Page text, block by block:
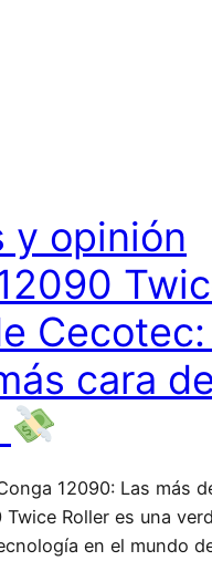
y opinión
cara
12090: Las más
Roller es una
en el mundo